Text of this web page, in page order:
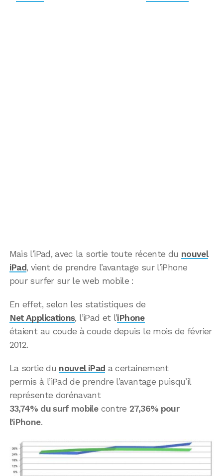
Mais l’iPad, avec la sortie toute récente du nouvel
iPad, vient de prendre l’avantage sur l’iPhone
pour surfer sur le web mobile :
En effet, selon les statistiques de
Net Applications, l’iPad et l’iPhone
étaient au coude à coude depuis le mois de février
2012.
La sortie du nouvel iPad a certainement
permis à l’iPad de prendre l’avantage puisqu’il
représente dorénavant
33,74% du surf mobilecontre27,36% pour
l’iPhone.